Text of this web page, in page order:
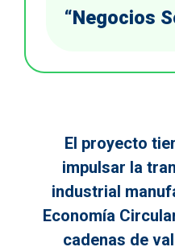
“Negocios
El proyecto
impulsar la
industrial
Economía
cadenas de